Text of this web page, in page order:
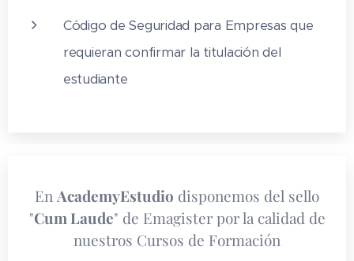
Código de Seguridad para Empresas que
requieran confirmar la titulación del
estudiante
En AcademyEstudio disponemos del sello
"Cum Laude" de Emagister por la calidad de
nuestros Cursos de Formación